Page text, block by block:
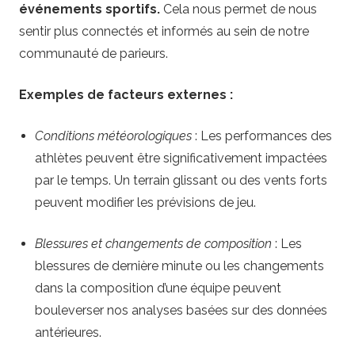
événements sportifs. Cela nous permet de nous
sentir plus connectés et informés au sein de notre
communauté de parieurs.
Exemples de facteurs externes :
Conditions météorologiques : Les performances des
athlètes peuvent être significativement impactées
par le temps. Un terrain glissant ou des vents forts
peuvent modifier les prévisions de jeu.
Blessures et changements de composition : Les
blessures de dernière minute ou les changements
dans la composition d’une équipe peuvent
bouleverser nos analyses basées sur des données
antérieures.